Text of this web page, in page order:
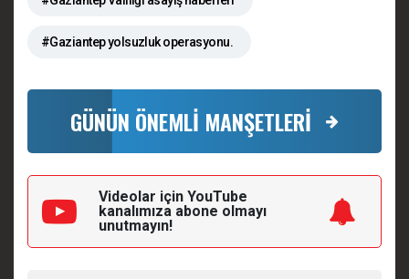
#Gaziantep yolsuzluk operasyonu.
GÜNÜN ÖNEMLİ MANŞETLERİ
Videolar için YouTube
kanalımıza abone olmayı
unutmayın!